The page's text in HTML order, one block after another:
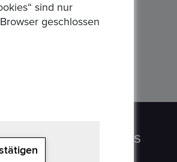
OPENING HOURS
sind nur
geschlossen